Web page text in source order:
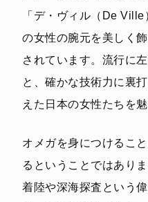
「デ・ヴィル（De
の女性の腕元を美しく
されています。流行に
と、確かな技術力に裏
えた日本の女性たちを
オメガを身につけるこ
るということではあり
着陸や深海探査という